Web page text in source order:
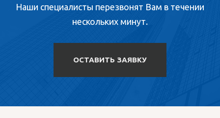
Наши специалисты перезвонят Вам в течении
нескольких минут.
ОСТАВИТЬ ЗАЯВКУ